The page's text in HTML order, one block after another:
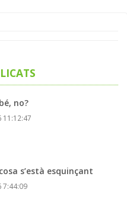
no?
11:12:47
s’està esquinçant
7:44:09